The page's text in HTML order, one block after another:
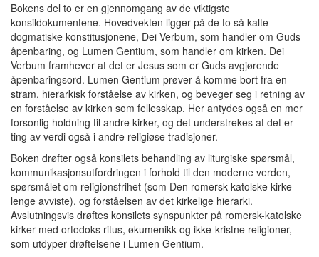
Bokens del to er en gjennomgang av de viktigste
konsildokumentene. Hovedvekten ligger på de to så kalte
dogmatiske konstitusjonene, Dei Verbum, som handler om Guds
åpenbaring, og Lumen Gentium, som handler om kirken. Dei
Verbum framhever at det er Jesus som er Guds avgjørende
åpenbaringsord. Lumen Gentium prøver å komme bort fra en
stram, hierarkisk forståelse av kirken, og beveger seg i retning av
en forståelse av kirken som fellesskap. Her antydes også en mer
forsonlig holdning til andre kirker, og det understrekes at det er
ting av verdi også i andre religiøse tradisjoner.
Boken drøfter også konsilets behandling av liturgiske spørsmål,
kommunikasjonsutfordringen i forhold til den moderne verden,
spørsmålet om religionsfrihet (som Den romersk-katolske kirke
lenge avviste), og forståelsen av det kirkelige hierarki.
Avslutningsvis drøftes konsilets synspunkter på romersk-katolske
kirker med ortodoks ritus, økumenikk og ikke-kristne religioner,
som utdyper drøftelsene i Lumen Gentium.